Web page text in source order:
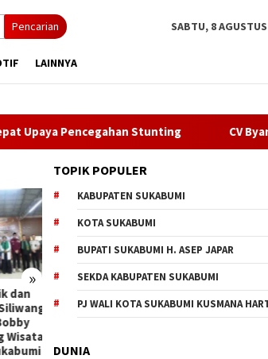
Pencarian SABTU, 8
LAINNYA
Stunting CV Byankarya
»
Dugaan Penyalahgunaan
Narkoba Oknum Kades, Dprd
Minta Tidak Ada Tebang Pilih
Melalui
TOPIK POPULER
KABUPATEN SUKABUMI
KOTA SUKABUMI
BUPATI SUKABUMI H. ASEP JAPAR
SEKDA KABUPATEN SUKABUMI
PJ WALI KOTA SUKABUMI KUSMANA
DUNIA